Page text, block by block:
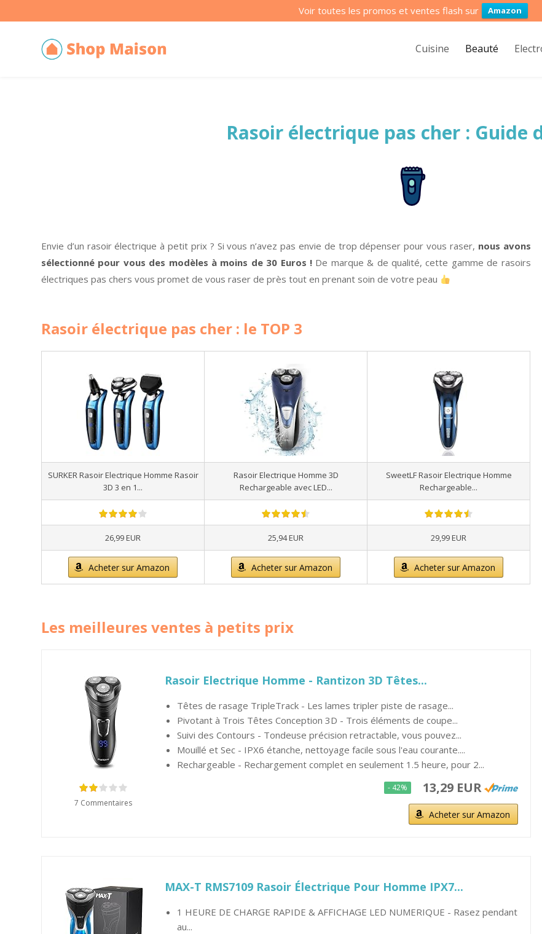
Voir toutes les promos et ventes flash sur Amazon
Cuisine Beauté
Rasoir électrique pas cher : Guide
Envie d’un rasoir électrique à petit prix ? Si vous n’avez pas envie de trop dépenser pour vous raser, nous avons
sélectionné pour vous des modèles à moins de 30 Euros ! De marque & de qualité, cette gamme de rasoirs
électriques pas chers vous promet de vous raser de près tout en prenant soin de votre peau
Rasoir électrique pas cher : le TOP 3
SURKER Rasoir Electrique Homme Rasoir
3D 3 en 1...
Rasoir Electrique Homme 3D
Rechargeable avec LED...
SweetLF Rasoir Electrique Homme
Rechargeable...
26,99 EUR 25,94 EUR 29,99 EUR
Acheter sur Amazon Acheter sur Amazon Acheter sur Amazon
Les meilleures ventes à petits prix
7 Commentaires
Rasoir Electrique Homme - Rantizon 3D Têtes...
Têtes de rasage TripleTrack - Les lames tripler piste de rasage...
Pivotant à Trois Têtes Conception 3D - Trois éléments de coupe...
Suivi des Contours - Tondeuse précision retractable, vous pouvez...
Mouillé et Sec - IPX6 étanche, nettoyage facile sous l'eau courante....
Rechargeable - Rechargement complet en seulement 1.5 heure, pour 2...
- 42% 13,29 EUR
Acheter sur Amazon
MAX-T RMS7109 Rasoir Électrique Pour Homme IPX7...
1 HEURE DE CHARGE RAPIDE & AFFICHAGE LED NUMERIQUE - Rasez pendant
au...